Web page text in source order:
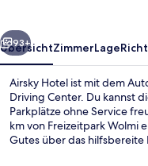
Weiter
93+
ÜbersichtZimmerLage
Airsky Hotel ist mit dem
Driving Center. Du kannst
Parkplätze ohne Service
km von Freizeitpark Wolmi
Gutes über das hilfsbereite